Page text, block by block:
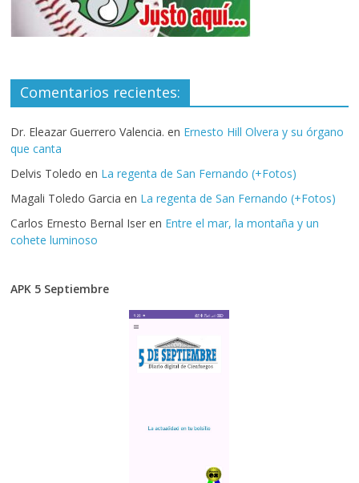
Comentarios recientes:
Dr. Eleazar Guerrero Valencia. en Ernesto Hill Olvera y su órgano
que canta
Delvis Toledo en La regenta de San Fernando (+Fotos)
Magali Toledo Garcia en La regenta de San Fernando (+Fotos)
Carlos Ernesto Bernal Iser en Entre el mar, la montaña y un
cohete luminoso
APK 5 Septiembre